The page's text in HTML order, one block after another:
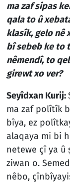
ma zaf sipas
qala to û
klasîk, gelo nê
bî sebeb ke to
nêmendî, to
girewt xo ver?
Seyîdxan Kurij:
ma zaf polîtîk
bîya, ez
alaqaya mi bi
netewe çî ya û
ziwan o.
nêbo,